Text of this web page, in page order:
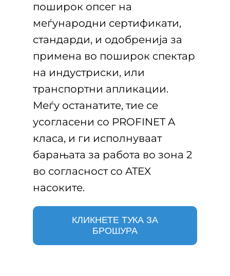
поширок опсег на
меѓународни сертификати,
стандарди, и одобренија за
примена во поширок спектар
на индустриски, или
транспортни апликации.
Меѓу останатите, тие се
усогласени со PROFINET A
класа, и ги исполнуваат
барањата за работа во зона 2
во согласност со ATEX
насоките.
КЛИКНЕТЕ ТУКА ЗА
БРОШУРА